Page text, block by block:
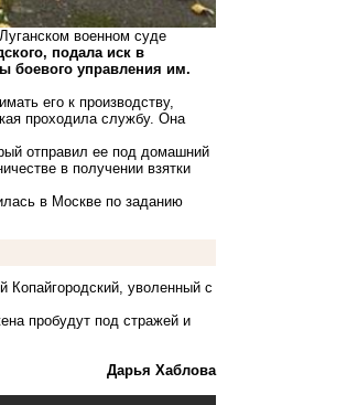
военном суде
подала иск в
боевого управления им.
его к производству,
проходила службу. Она
отправил ее под домашний
в получении взятки
в Москве по заданию
Копайгородский, уволенный с
пробудут под стражей и
Дарья Хаблова